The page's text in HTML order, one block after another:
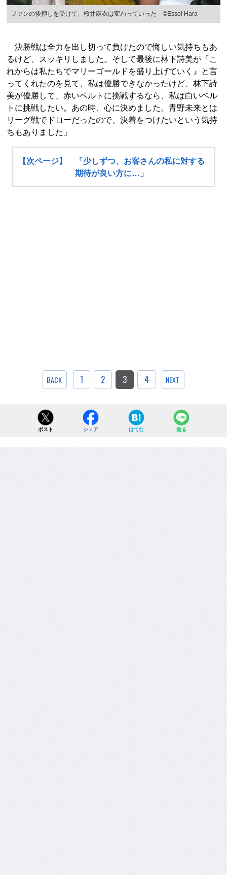
ファンの後押しを受けて、桜井麻衣は変わっていった ©Essei Hara
決勝戦は全力を出し切って負けたので悔しい気持ちもあ
るけど、スッキリしました。そして最後に林下詩美が『こ
れからは私たちでマリーゴールドを盛り上げていく』と言
ってくれたのを見て、私は優勝できなかったけど、林下詩
美が優勝して、赤いベルトに挑戦するなら、私は白いベル
トに挑戦したい。あの時、心に決めました。青野未来とは
リーグ戦でドローだったので、決着をつけたいという気持
ちもありました」
【次ページ】 「少しずつ、お客さんの私に対する
期待が良い方に…」
BACK 1 2 3 4 NEXT
ポスト シェア はてな 送る